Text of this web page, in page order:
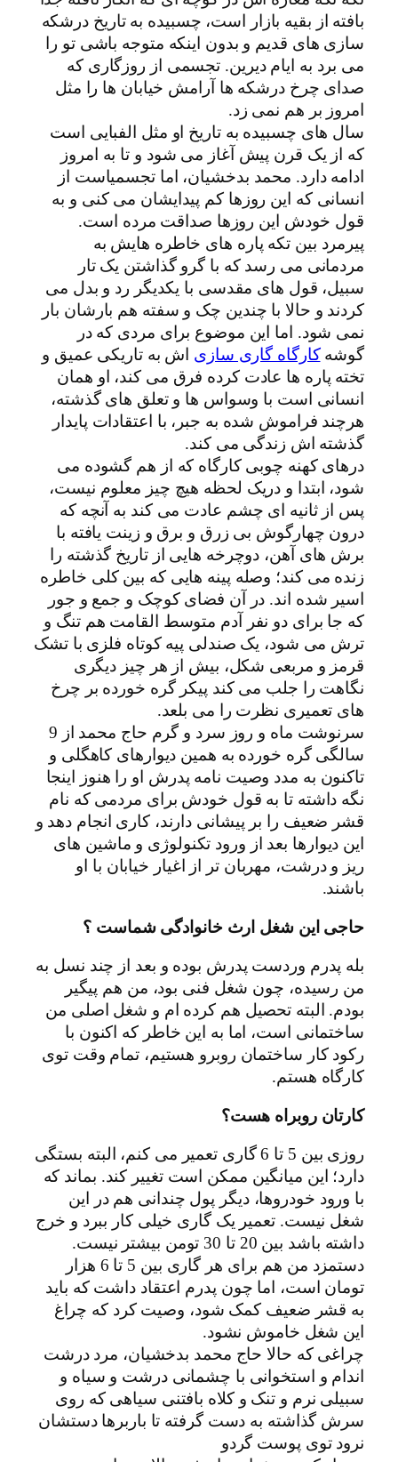
بافته از بقیه بازار است، چسبیده به تاریخ درشکه
سازی های قدیم و بدون اینکه متوجه باشی تو را
می برد به ایام دیرین. تجسمی از روزگاری که
صدای چرخ درشکه ها آرامش خیابان ها را مثل
امروز بر هم نمی زد.
سال های چسبیده به تاریخ او مثل الفبایی است
که از یک قرن پیش آغاز می شود و تا به امروز
ادامه دارد. محمد بدخشیان، اما تجسمیاست از
انسانی که این روزها کم پیدایشان می کنی و به
قول خودش این روزها صداقت مرده است.
پیرمرد بین تکه پاره های خاطره هایش به
مردمانی می رسد که با گرو گذاشتن یک تار
سبیل، قول های مقدسی با یکدیگر رد و بدل می
کردند و حالا با چندین چک و سفته هم بارشان بار
نمی شود. اما این موضوع برای مردی که در
گوشهکارگاه گاری سازی اش به تاریکی عمیق و
تخته پاره ها عادت کرده فرق می کند، او همان
انسانی است با وسواس ها و تعلق های گذشته،
هرچند فراموش شده به جبر، با اعتقادات پایدار
گذشته اش زندگی می کند.
درهای کهنه چوبی کارگاه که از هم گشوده می
شود، ابتدا و دریک لحظه هیچ چیز معلوم نیست،
پس از ثانیه ای چشم عادت می کند به آنچه که
درون چهارگوش بی زرق و برق و زینت یافته با
برش های آهن، دوچرخه هایی از تاریخ گذشته را
زنده می کند؛ وصله پینه هایی که بین کلی خاطره
اسیر شده اند. در آن فضای کوچک و جمع و جور
که جا برای دو نفر آدم متوسط القامت هم تنگ و
ترش می شود، یک صندلی پیه کوتاه فلزی با تشک
قرمز و مربعی شکل، بیش از هر چیز دیگری
نگاهت را جلب می کند پیکر گره خورده بر چرخ
های تعمیری نظرت را می بلعد.
سرنوشت ماه و روز سرد و گرم حاج محمد از 9
سالگی گره خورده به همین دیوارهای کاهگلی و
تاکنون به مدد وصیت نامه پدرش او را هنوز اینجا
نگه داشته تا به قول خودش برای مردمی که نام
قشر ضعیف را بر پیشانی دارند، کاری انجام دهد و
این دیوارها بعد از ورود تکنولوژی و ماشین های
ریز و درشت، مهربان تر از اغیار خیابان با او
باشند.
حاجی این شغل ارث خانوادگی شماست ؟
بله پدرم وردست پدرش بوده و بعد از چند نسل به
من رسیده، چون شغل فنی بود، من هم پیگیر
بودم. البته تحصیل هم کرده ام و شغل اصلی من
ساختمانی است، اما به این خاطر که اکنون با
رکود کار ساختمان روبرو هستیم، تمام وقت توی
کارگاه هستم.
کارتان روبراه هست؟
روزی بین 5 تا 6 گاری تعمیر می کنم، البته بستگی
دارد؛ این میانگین ممکن است تغییر کند. بماند که
با ورود خودروها، دیگر پول چندانی هم در این
شغل نیست. تعمیر یک گاری خیلی کار ببرد و خرج
داشته باشد بین 20 تا 30 تومن بیشتر نیست.
دستمزد من هم برای هر گاری بین 5 تا 6 هزار
تومان است، اما چون پدرم اعتقاد داشت که باید
به قشر ضعیف کمک شود، وصیت کرد که چراغ
این شغل خاموش نشود.
چراغی که حالا حاج محمد بدخشیان، مرد درشت
اندام و استخوانی با چشمانی درشت و سیاه و
سبیلی نرم و تنک و کلاه بافتنی سیاهی که روی
سرش گذاشته به دست گرفته تا باربرها دستشان
نرود توی پوست گردو